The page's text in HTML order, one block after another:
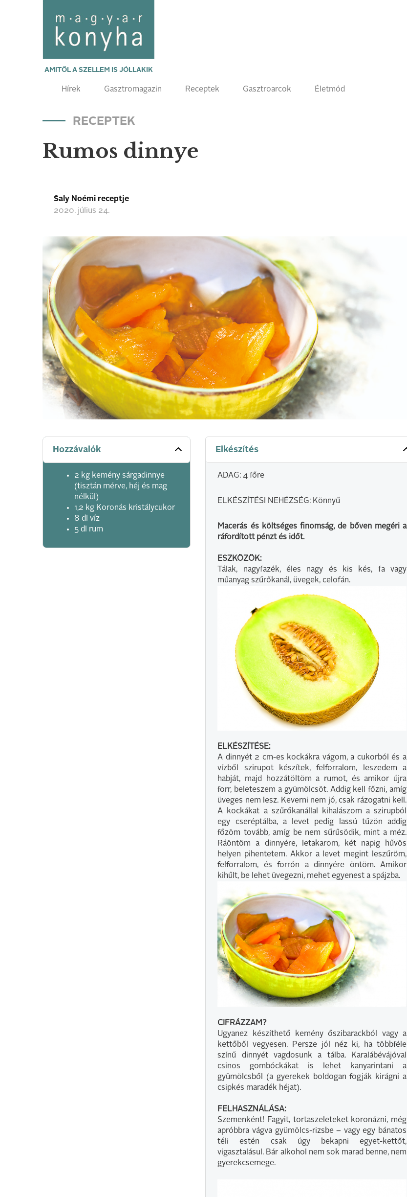
AMITŐL A SZELLEM IS JÓLLAKIK
Hírek Gasztromagazin Receptek Gasztroarcok Életmód
RECEPTEK
Rumos dinnye
Saly Noémi receptje
2020. július 24.
Hozzávalók
2 kg kemény sárgadinnye
(tisztán mérve, héj és mag
nélkül)
1,2 kg Koronás kristálycukor
8 dl víz
5 dl rum
Elkészítés
ADAG: 4 főre
ELKÉSZÍTÉSI NEHÉZSÉG: Könnyű
Macerás és költséges finomság, de bőven megéri a
ráfordított pénzt és időt.
ESZKÖZÖK:
Tálak, nagyfazék, éles nagy és kis kés, fa vagy
műanyag szűrőkanál, üvegek, celofán.
ELKÉSZÍTÉSE:
A dinnyét 2 cm-es kockákra vágom, a cukorból és a
vízből szirupot készítek, felforralom, leszedem a
habját, majd hozzátöltöm a rumot, és amikor újra
forr, beleteszem a gyümölcsöt. Addig kell főzni, amíg
üveges nem lesz. Keverni nem jó, csak rázogatni kell.
A kockákat a szűrőkanállal kihalászom a szirupból
egy cseréptálba, a levet pedig lassú tűzön addig
főzöm tovább, amíg be nem sűrűsödik, mint a méz.
Ráöntöm a dinnyére, letakarom, két napig hűvös
helyen pihentetem. Akkor a levet megint leszűröm,
felforralom, és forrón a dinnyére öntöm. Amikor
kihűlt, be lehet üvegezni, mehet egyenest a spájzba.
CIFRÁZZAM?
Ugyanez készíthető kemény őszibarackból vagy a
kettőből vegyesen. Persze jól néz ki, ha többféle
színű dinnyét vagdosunk a tálba. Karalábévájóval
csinos gombóckákat is lehet kanyarintani a
gyümölcsből (a gyerekek boldogan fogják kirágni a
csipkés maradék héjat).
FELHASZNÁLÁSA:
Szemenként! Fagyit, tortaszeleteket koronázni, még
apróbbra vágva gyümölcs-rizsbe − vagy egy bánatos
téli estén csak úgy bekapni egyet-kettőt,
vigasztalásul. Bár alkohol nem sok marad benne, nem
gyerekcsemege.